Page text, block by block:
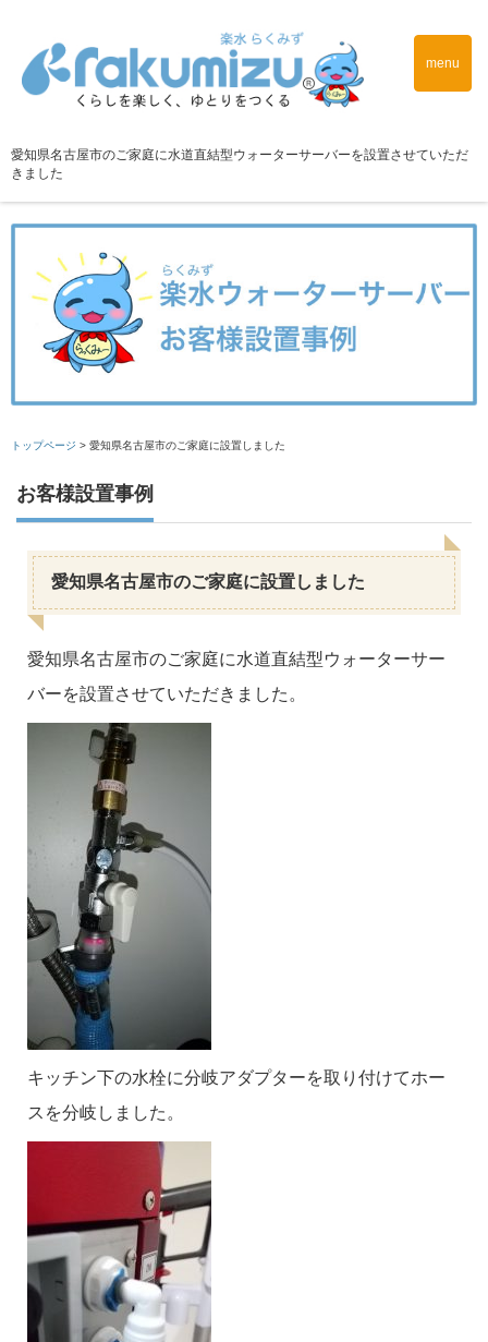
menu
愛知県名古屋市のご家庭に水道直結型ウォーターサーバーを設置させていただ
きました
トップページ > 愛知県名古屋市のご家庭に設置しました
お客様設置事例
愛知県名古屋市のご家庭に設置しました
愛知県名古屋市のご家庭に水道直結型ウォーターサー
バーを設置させていただきました。
キッチン下の水栓に分岐アダプターを取り付けてホー
スを分岐しました。